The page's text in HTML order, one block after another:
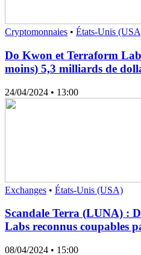
Cryptomonnaies • États-Unis
Do Kwon et Terraform
moins) 5,3 milliards de
24/04/2024 • 13:00
Exchanges • États-Unis (USA)
Scandale Terra (LUNA) :
Labs reconnus coupables
08/04/2024 • 15:00